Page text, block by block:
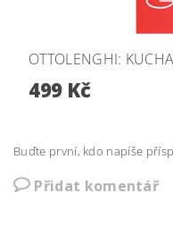
OTTOLENGHI:
499 Kč
Buďte první, kdo napíše
Přidat komentář